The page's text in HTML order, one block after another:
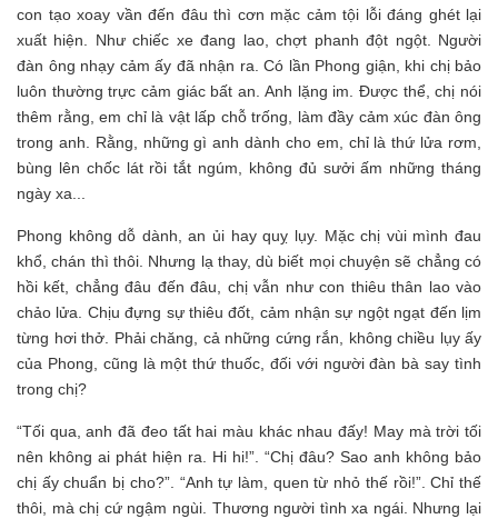
con tạo xoay vần đến đâu thì cơn mặc cảm tội lỗi đáng ghét lại
xuất hiện. Như chiếc xe đang lao, chợt phanh đột ngột. Người
đàn ông nhạy cảm ấy đã nhận ra. Có lần Phong giận, khi chị bảo
luôn thường trực cảm giác bất an. Anh lặng im. Được thể, chị nói
thêm rằng, em chỉ là vật lấp chỗ trống, làm đầy cảm xúc đàn ông
trong anh. Rằng, những gì anh dành cho em, chỉ là thứ lửa rơm,
bùng lên chốc lát rồi tắt ngúm, không đủ sưởi ấm những tháng
ngày xa...
Phong không dỗ dành, an ủi hay quỵ lụy. Mặc chị vùi mình đau
khổ, chán thì thôi. Nhưng lạ thay, dù biết mọi chuyện sẽ chẳng có
hồi kết, chẳng đâu đến đâu, chị vẫn như con thiêu thân lao vào
chảo lửa. Chịu đựng sự thiêu đốt, cảm nhận sự ngột ngạt đến lịm
từng hơi thở. Phải chăng, cả những cứng rắn, không chiều lụy ấy
của Phong, cũng là một thứ thuốc, đối với người đàn bà say tình
trong chị?
“Tối qua, anh đã đeo tất hai màu khác nhau đấy! May mà trời tối
nên không ai phát hiện ra. Hi hi!”. “Chị đâu? Sao anh không bảo
chị ấy chuẩn bị cho?”. “Anh tự làm, quen từ nhỏ thế rồi!”. Chỉ thế
thôi, mà chị cứ ngậm ngùi. Thương người tình xa ngái. Nhưng lại